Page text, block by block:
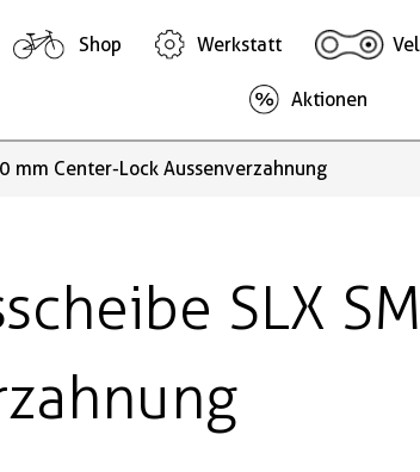
Shop Werkstatt
Aktionen
mm Center-Lock Aussenverzahnung
SLX